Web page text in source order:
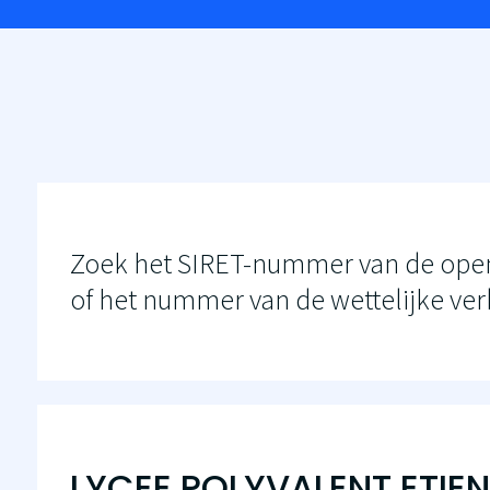
Zoek het SIRET-nummer van de
of het nummer van de wettelijke